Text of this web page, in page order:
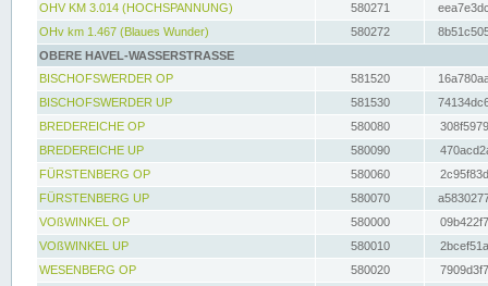
OHV KM 3.014 (HOCHSPANNUNG)
580271
OHv km 1.467 (Blaues Wunder)
580272
OBERE HAVEL-WASSERSTRASSE
BISCHOFSWERDER OP
581520
BISCHOFSWERDER UP
581530
BREDEREICHE OP
580080
BREDEREICHE UP
580090
FÜRSTENBERG OP
580060
FÜRSTENBERG UP
580070
VOßWINKEL OP
580000
VOßWINKEL UP
580010
WESENBERG OP
580020